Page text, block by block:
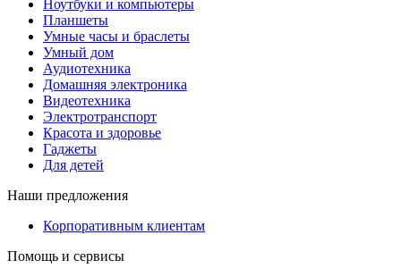
Ноутбуки и компьютеры
Планшеты
Умные часы и браслеты
Умный дом
Аудиотехника
Домашняя электроника
Видеотехника
Электротранспорт
Красота и здоровье
Гаджеты
Для детей
Наши предложения
Корпоративным клиентам
Помощь и сервисы